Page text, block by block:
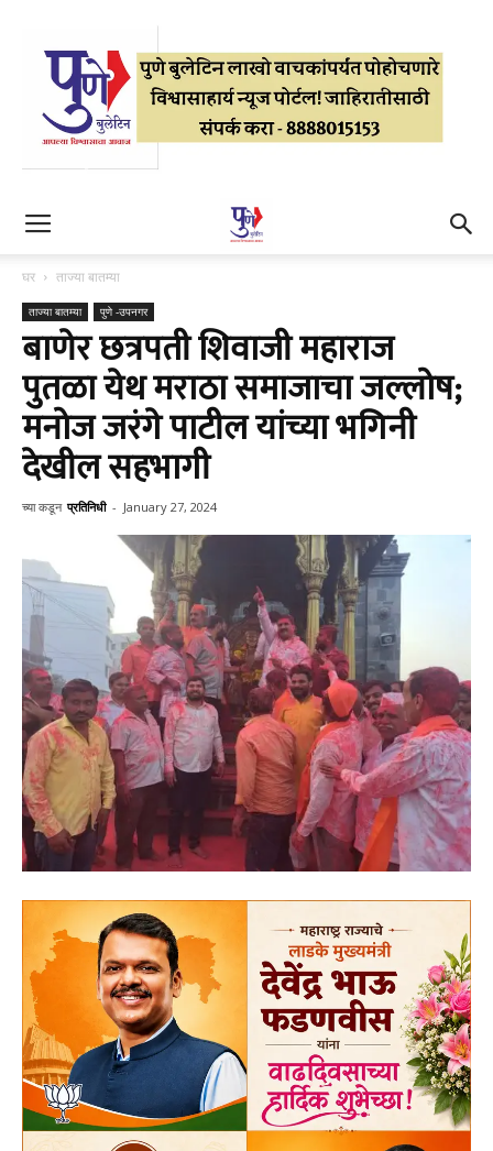
घर ताज्या बातम्या
ताज्या बातम्या पुणे -उपनगर
बाणेर छत्रपती शिवाजी महाराज
पुतळा येथ मराठा समाजाचा जल्लोष;
मनोज जरंगे पाटील यांच्या भगिनी
देखील सहभागी
च्या कडून प्रतिनिधी - January 27, 2024